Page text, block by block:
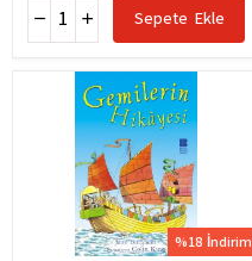
Sepete Ekle
%18 İndirim